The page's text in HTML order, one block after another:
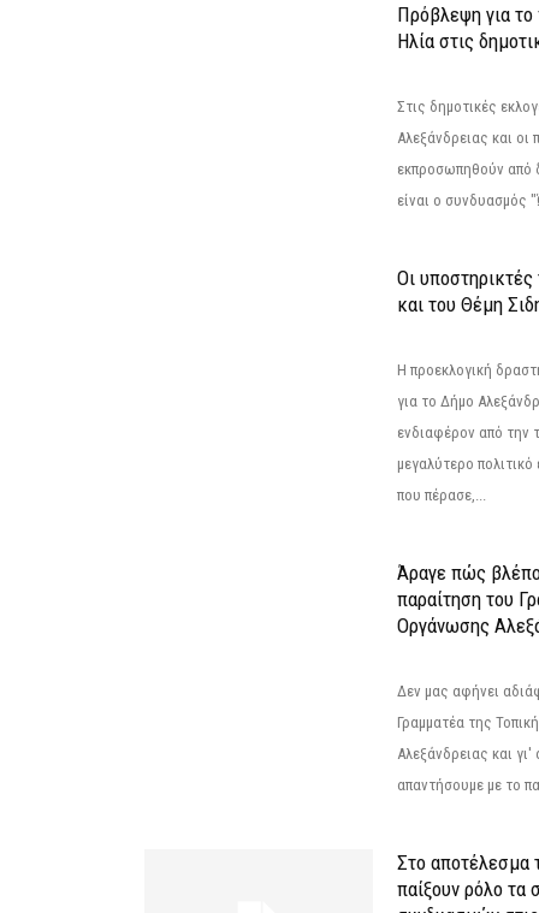
Πρόβλεψη για
Ηλία στις
Στις δημοτικές
Αλεξάνδρειας και οι
εκπροσωπηθούν από
είναι ο συνδυασμός
Οι
και του Θέμη
Η προεκλογική
για το Δήμο
ενδιαφέρον από την
μεγαλύτερο
που πέρασε,...
Άραγε πώς
παραίτηση του
Οργάνωσης
Δεν μας αφήνει
Γραμματέα της
Αλεξάνδρειας και γι'
απαντήσουμε με το
Στο αποτέλεσμα
παίξουν ρόλο τα